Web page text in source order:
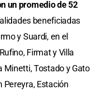
un promedio de 52
beneficiadas
y Suardi, en el
Firmat y Villa
Minetti, Tostado y Gato
Pereyra, Estación